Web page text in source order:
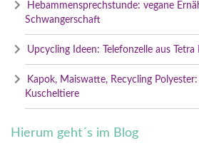
Hebammensprechstunde: vegane
Schwangerschaft
Upcycling Ideen: Telefonzelle aus Tetra
Kapok, Maiswatte, Recycling
Kuscheltiere
Hierum geht´s im Blog